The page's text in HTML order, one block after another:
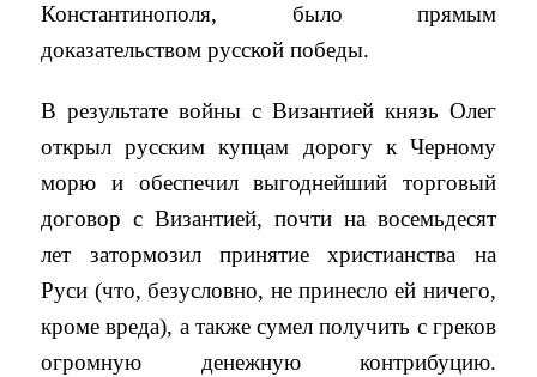
Константинополя, было прямым
доказательством русской победы.
В результате войны с Византией князь Олег
открыл русским купцам дорогу к Черному
морю и обеспечил выгоднейший торговый
договор с Византией, почти на восемьдесят
лет затормозил принятие христианства на
Руси (что, безусловно, не принесло ей ничего,
кроме вреда), а также сумел получить с греков
огромную денежную контрибуцию.